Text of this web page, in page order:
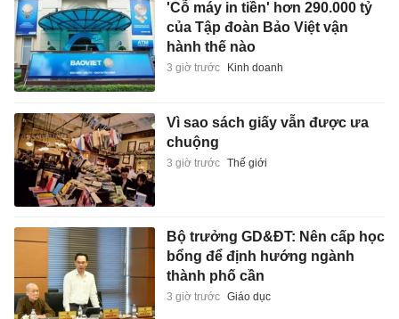
'Cỗ máy in tiền' hơn 290.000 tỷ
của Tập đoàn Bảo Việt vận
hành thế nào
3 giờ trước Kinh doanh
Vì sao sách giấy vẫn được ưa
chuộng
3 giờ trước Thế giới
Bộ trưởng GD&ĐT: Nên cấp học
bổng để định hướng ngành
thành phố cần
3 giờ trước Giáo dục